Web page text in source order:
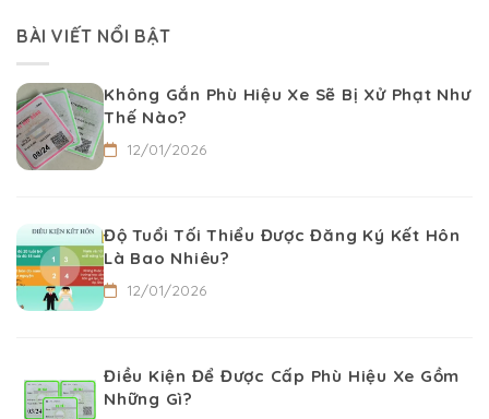
BÀI VIẾT NỔI BẬT
Không Gắn Phù Hiệu Xe Sẽ Bị Xử Phạt Như
Thế Nào?
12/01/2026
Độ Tuổi Tối Thiểu Được Đăng Ký Kết Hôn
Là Bao Nhiêu?
12/01/2026
Điều Kiện Để Được Cấp Phù Hiệu Xe Gồm
Những Gì?